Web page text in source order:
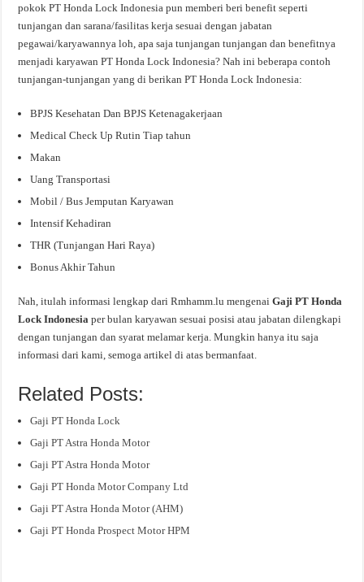
pokok PT Honda Lock Indonesia pun memberi beri benefit seperti
tunjangan dan sarana/fasilitas kerja sesuai dengan jabatan
pegawai/karyawannya loh, apa saja tunjangan tunjangan dan benefitnya
menjadi karyawan PT Honda Lock Indonesia? Nah ini beberapa contoh
tunjangan-tunjangan yang di berikan PT Honda Lock Indonesia:
BPJS Kesehatan Dan BPJS Ketenagakerjaan
Medical Check Up Rutin Tiap tahun
Makan
Uang Transportasi
Mobil / Bus Jemputan Karyawan
Intensif Kehadiran
THR (Tunjangan Hari Raya)
Bonus Akhir Tahun
Nah, itulah informasi lengkap dari Rmhamm.lu mengenaiGaji PT Honda
Lock Indonesiaper bulan karyawan sesuai posisi atau jabatan dilengkapi
dengan tunjangan dan syarat melamar kerja. Mungkin hanya itu saja
informasi dari kami, semoga artikel di atas bermanfaat.
Related Posts:
Gaji PT Honda Lock
Gaji PT Astra Honda Motor
Gaji PT Astra Honda Motor
Gaji PT Honda Motor Company Ltd
Gaji PT Astra Honda Motor (AHM)
Gaji PT Honda Prospect Motor HPM